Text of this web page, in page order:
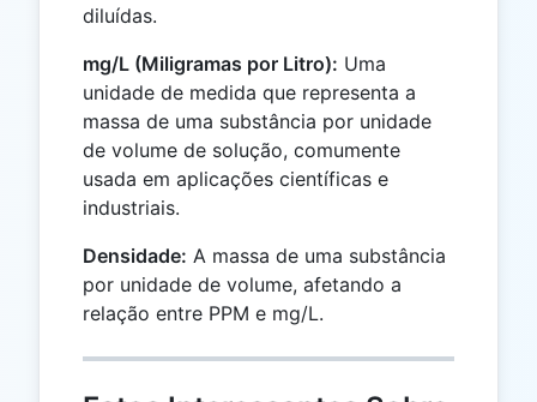
diluídas.
mg/L (Miligramas por Litro): Uma
unidade de medida que representa a
massa de uma substância por unidade
de volume de solução, comumente
usada em aplicações científicas e
industriais.
Densidade: A massa de uma substância
por unidade de volume, afetando a
relação entre PPM e mg/L.